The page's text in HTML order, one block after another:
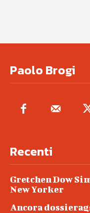
Paolo Brogi
Recenti
Gretchen Dow
New Yorker
Ancora